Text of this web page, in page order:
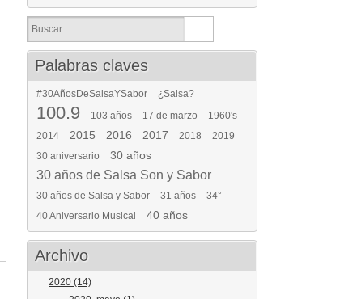
Palabras claves
#30AñosDeSalsaYSabor ¿Salsa?
100.9 103 años 17 de marzo
1960's
2014
2015 2016 2017 2018
2019
30 aniversario
30 años
30 años de Salsa Son y Sabor
30 años de Salsa y Sabor 31 años
34°
40 Aniversario Musical
40 años
Archivo
2020 (14)